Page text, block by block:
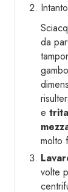
da
e
molto
volte